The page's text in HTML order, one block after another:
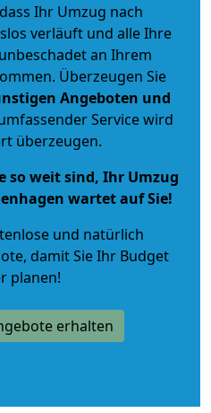
Ihr Umzug nach
verläuft und alle Ihre
an Ihrem
Überzeugen Sie
Angeboten und
Service wird
überzeugen.
so weit sind, Ihr Umzug
wartet auf Sie!
und natürlich
, damit Sie Ihr Budget
planen!
erhalten